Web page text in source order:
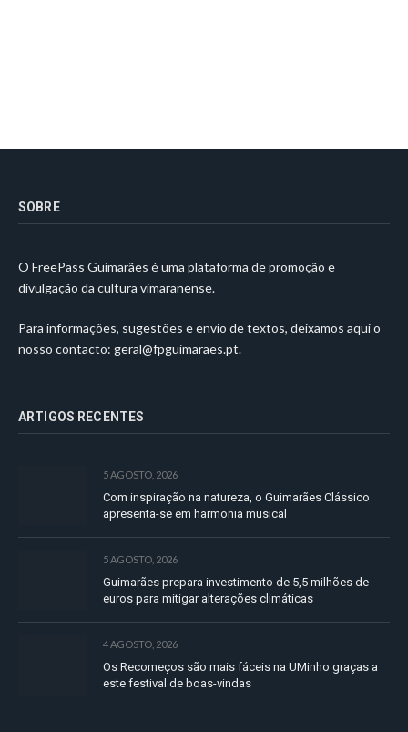
SOBRE
O FreePass Guimarães é uma plataforma de promoção e
divulgação da cultura vimaranense.
Para informações, sugestões e envio de textos, deixamos aqui o
nosso contacto: geral@fpguimaraes.pt.
ARTIGOS RECENTES
5 AGOSTO, 2026
Com inspiração na natureza, o Guimarães Clássico
apresenta-se em harmonia musical
5 AGOSTO, 2026
Guimarães prepara investimento de 5,5 milhões de
euros para mitigar alterações climáticas
4 AGOSTO, 2026
Os Recomeços são mais fáceis na UMinho graças a
este festival de boas-vindas